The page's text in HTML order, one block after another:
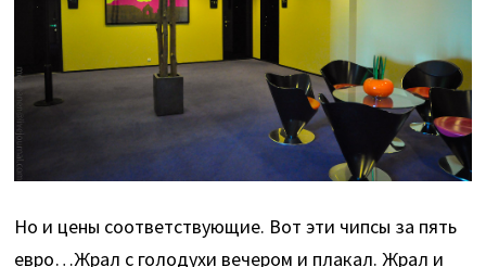
Но и цены соответствующие. Вот эти чипсы за пять
евро…Жрал с голодухи вечером и плакал. Жрал и